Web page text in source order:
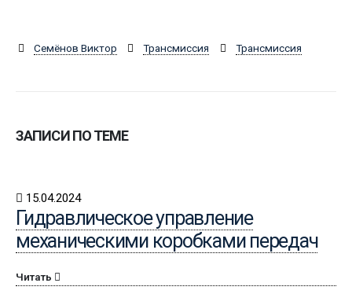
Семёнов Виктор Трансмиссия Трансмиссия
ЗАПИСИ ПО ТЕМЕ
15.04.2024
Гидравлическое управление
механическими коробками передач
Читать